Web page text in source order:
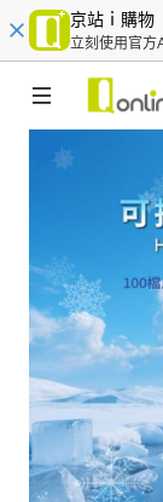
京站ｉ購物
立刻使用官方